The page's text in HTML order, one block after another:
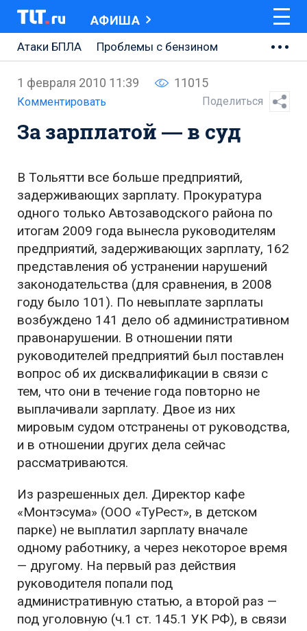
АФИША
Атаки БПЛА
Проблемы с бензином
АВТОВАЗ
Ремонт Центральной площади
Ремонт Обводного шоссе
Неделя Тольятти
1 февраля 2010 11:39 11015
Комментировать Поделиться
За зарплатой — в суд
В Тольятти все больше предприятий,
задерживающих зарплату. Прокуратура
одного только Автозаводского района по
итогам 2009 года вынесла руководителям
предприятий, задерживающих зарплату, 162
представления об устранении нарушений
законодательства (для сравнения, в 2008
году было 101). По невыплате зарплаты
возбуждено 141 дело об административном
правонарушении. В отношении пяти
руководителей предприятий был поставлен
вопрос об их дисквалификации в связи с
тем, что они в течение года повторно не
выплачивали зарплату. Двое из них
мировым судом отстранены от руководства,
и в отношении других дела сейчас
рассматриваются.
Из разрешенных дел. Директор кафе
«Монтэсума» (ООО «ТуРест», в детском
парке) не выплатил зарплату вначале
одному работнику, а через некоторое время
— другому. На первый раз действия
руководителя попали под
административную статью, а второй раз —
под уголовную (ч.1 ст. 145.1 УК РФ), в связи